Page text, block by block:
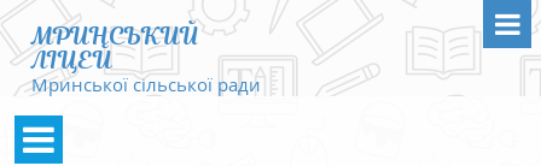
МРИНСЬКИЙ
ЛІЦЕЙ
Мринської сільської ради